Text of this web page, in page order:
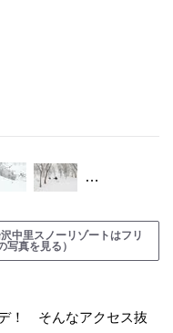
…
中里スノーリゾートはフリ
真を見る）
！ そんなアクセス抜